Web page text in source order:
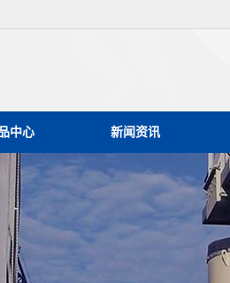
中心 新闻资讯